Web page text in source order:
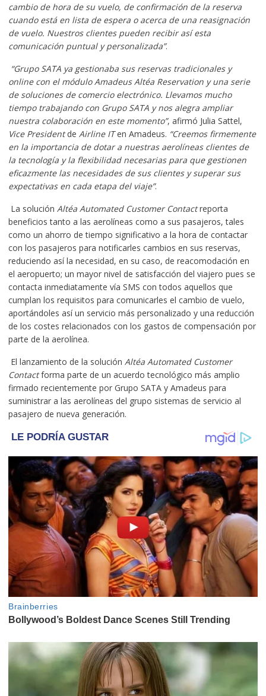
cambio de hora de su vuelo, de confirmación de la reserva
cuando está en lista de espera o acerca de una reasignación
de vuelo. Nuestros clientes pueden recibir así esta
comunicación puntual y personalizada”.
“Grupo SATA ya gestionaba sus reservas tradicionales y
online con el módulo Amadeus Altéa Reservation y una serie
de soluciones de comercio electrónico. Llevamos mucho
tiempo trabajando con Grupo SATA y nos alegra ampliar
nuestra colaboración en este momento”, afirmó Julia Sattel,
Vice Presidentde Airline ITen Amadeus. “Creemos firmemente
en la importancia de dotar a nuestras aerolíneas clientes de
la tecnología y la flexibilidad necesarias para que gestionen
eficazmente las necesidades de sus clientes y superar sus
expectativas en cada etapa del viaje”.
La solución Altéa Automated Customer Contactreporta
beneficios tanto a las aerolíneas como a sus pasajeros, tales
como un ahorro de tiempo significativo a la hora de contactar
con los pasajeros para notificarles cambios en sus reservas,
reduciendo así la necesidad, en su caso, de reacomodación en
el aeropuerto; un mayor nivel de satisfacción del viajero pues se
contacta inmediatamente vía SMS con todos aquellos que
cumplan los requisitos para comunicarles el cambio de vuelo,
aportándoles así un servicio más personalizado y una reducción
de los costes relacionados con los gastos de compensación por
parte de la aerolínea.
El lanzamiento de la solución Altéa Automated Customer
Contactforma parte de un acuerdo tecnológico más amplio
firmado recientemente por Grupo SATA y Amadeus para
suministrar a las aerolíneas del grupo sistemas de servicio al
pasajero de nueva generación.